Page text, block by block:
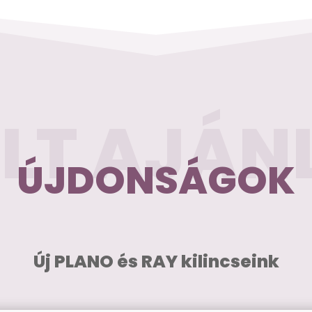
ÚJDONSÁGOK
Új PLANO és RAY kilincseink